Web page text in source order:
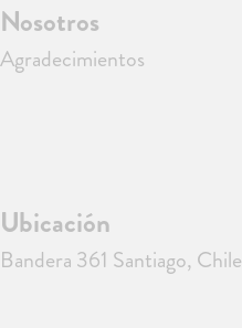
Nosotros
Agradecimientos
Ubicación
Bandera 361 Santiago, Chile